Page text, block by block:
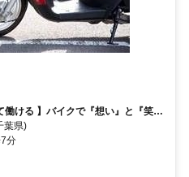
働ける 】バイクで『想い』と『笑
？
葉県)
分